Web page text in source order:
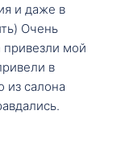
и даже в
Очень
мой
в
из салона